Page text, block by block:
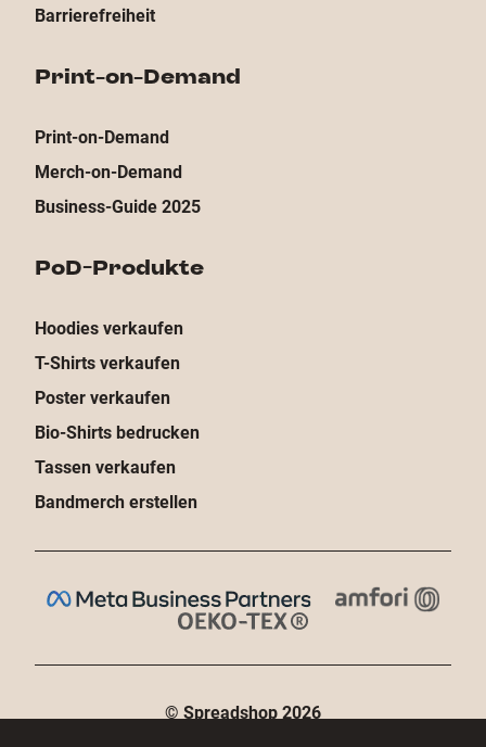
Barrierefreiheit
Print-on-Demand
Print-on-Demand
Merch-on-Demand
Business-Guide 2025
PoD-Produkte
Hoodies verkaufen
T-Shirts verkaufen
Poster verkaufen
Bio-Shirts bedrucken
Tassen verkaufen
Bandmerch erstellen
© Spreadshop 2026